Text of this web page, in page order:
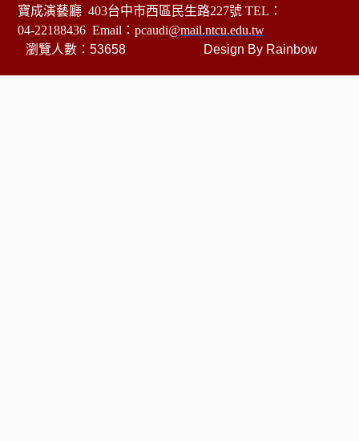
寶成演藝廳 403台中市西區民生路227號 TEL：
04-22188436 Email：pcaudi@mail.ntcu.edu.tw
瀏覽人數：53658
Design By Rainbow